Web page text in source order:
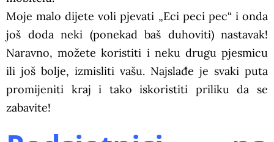
Moje malo dijete voli pjevati „Eci peci pec“ i onda
još doda neki (ponekad baš duhoviti) nastavak!
Naravno, možete koristiti i neku drugu pjesmicu
ili još bolje, izmisliti vašu. Najslađe je svaki puta
promijeniti kraj i tako iskoristiti priliku da se
zabavite!